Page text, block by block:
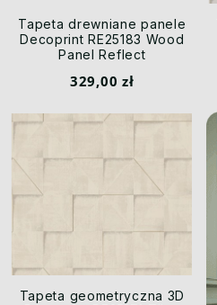
Tapeta drewniane panele
Decoprint RE25183 Wood
Panel Reflect
329,00 zł
Tapeta geometryczna 3D